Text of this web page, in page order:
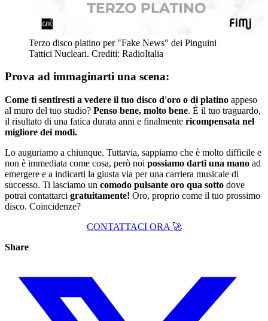
Terzo disco platino per "Fake News" dei Pinguini
Tattici Nucleari. Crediti: RadioItalia
Prova ad immaginarti una scena:
Come ti sentiresti a vedere il tuo disco d'oro o di platino appeso
al muro del tuo studio? Penso bene, molto bene. È il tuo traguardo,
il risultato di una fatica durata anni e finalmente ricompensata nel
migliore dei modi.
Lo auguriamo a chiunque. Tuttavia, sappiamo che è molto difficile e
non è immediata come cosa, però noi possiamo darti una mano ad
emergere e a indicarti la giusta via per una carriera musicale di
successo. Ti lasciamo un comodo pulsante oro qua sotto dove
potrai contattarci gratuitamente! Oro, proprio come il tuo prossimo
disco. Coincidenze?
CONTATTACI ORA 🚀
Share